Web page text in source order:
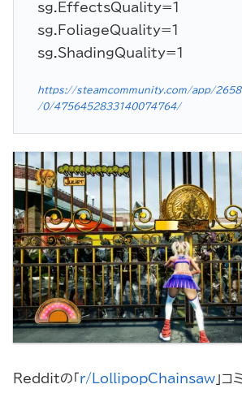
sg.EffectsQuality=1
sg.FoliageQuality=1
sg.ShadingQuality=1
https://steamcommunity.com/app/
/0/4756452833140074764/
Redditの「 r/LollipopChainsaw 」